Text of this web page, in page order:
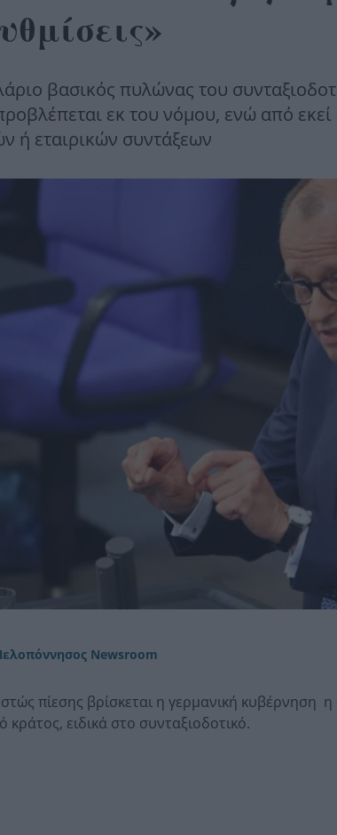
βασικός πυλώνας του
εκ του νόμου, ενώ από
ή εταιρικών συντάξεων
Newsroom
πίεσης βρίσκεται η γερμανική κυβέρνηση η
κράτος, ειδικά στο συνταξιοδοτικό.